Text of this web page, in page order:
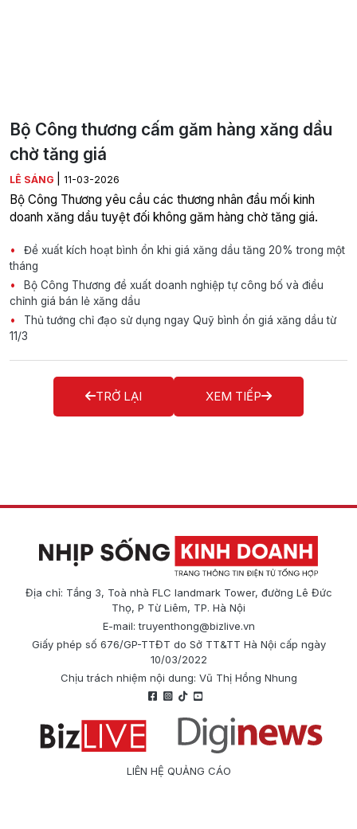
Bộ Công thương cấm găm hàng xăng dầu
chờ tăng giá
LÊ SÁNG 11-03-2026
Bộ Công Thương yêu cầu các thương nhân đầu mối kinh
doanh xăng dầu tuyệt đối không găm hàng chờ tăng giá.
Đề xuất kích hoạt bình ổn khi giá xăng dầu tăng 20% trong một
tháng
Bộ Công Thương đề xuất doanh nghiệp tự công bố và điều
chỉnh giá bán lẻ xăng dầu
Thủ tướng chỉ đạo sử dụng ngay Quỹ bình ổn giá xăng dầu từ
11/3
TRỞ LẠI XEM TIẾP
Địa chỉ: Tầng 3, Toà nhà FLC landmark Tower, đường Lê Đức
Thọ, P Từ Liêm, TP. Hà Nội
E-mail:truyenthong@bizlive.vn
Giấy phép số 676/GP-TTĐT do Sở TT&TT Hà Nội cấp ngày
10/03/2022
Chịu trách nhiệm nội dung: Vũ Thị Hồng Nhung
LIÊN HỆ QUẢNG CÁO